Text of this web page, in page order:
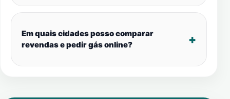
Em quais cidades posso comparar
revendas e pedir gás online?